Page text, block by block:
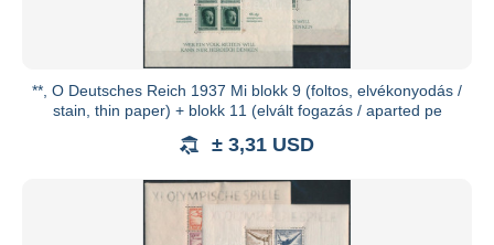
**, O Deutsches Reich 1937 Mi blokk 9 (foltos, elvékonyodás /
stain, thin paper) + blokk 11 (elvált fogazás / aparted pe
± 3,31 USD